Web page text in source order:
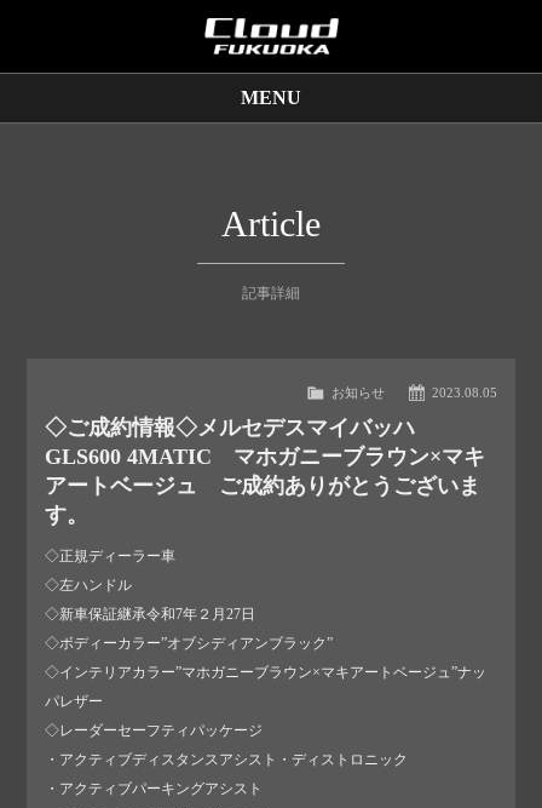
MENU
店舗情報
Article
記事詳細
2023.08.05
お知らせ
◇ご成約情報◇メルセデスマイバッハ
GLS600 4MATIC マホガニーブラウン×マキ
アートベージュ ご成約ありがとうございま
す。
◇正規ディーラー車
◇左ハンドル
◇新車保証継承令和7年２月27日
◇ボディーカラー”オブシディアンブラック”
◇インテリアカラー”マホガニーブラウン×マキアートベージュ”ナッ
パレザー
◇レーダーセーフティパッケージ
・アクティブディスタンスアシスト・ディストロニック
・アクティブパーキングアシスト